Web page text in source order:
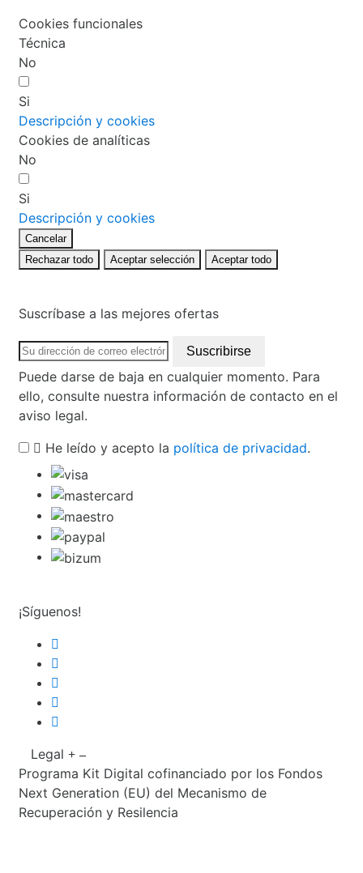
Cookies funcionales
Técnica
No
Si
Descripción y cookies
Cookies de analíticas
No
Si
Descripción y cookies
Cancelar
Rechazar todo
Aceptar selección Aceptar todo
Suscríbase a las mejores ofertas
Puede darse de baja en cualquier momento. Para
ello, consulte nuestra información de contacto en el
aviso legal.
He leído y acepto la política de privacidad.
¡Síguenos!
Legal
Programa Kit Digital cofinanciado por los Fondos
Next Generation (EU) del Mecanismo de
Recuperación y Resilencia